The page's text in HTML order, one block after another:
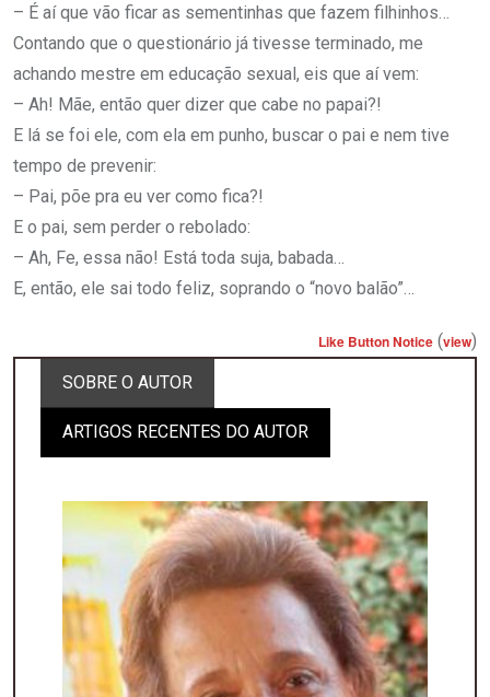
– É aí que vão ficar as sementinhas que fazem filhinhos…
Contando que o questionário já tivesse terminado, me
achando mestre em educação sexual, eis que aí vem:
– Ah! Mãe, então quer dizer que cabe no papai?!
E lá se foi ele, com ela em punho, buscar o pai e nem tive
tempo de prevenir:
– Pai, põe pra eu ver como fica?!
E o pai, sem perder o rebolado:
– Ah, Fe, essa não! Está toda suja, babada…
E, então, ele sai todo feliz, soprando o “novo balão”…
Like Button Notice (view)
SOBRE O AUTOR
ARTIGOS RECENTES DO AUTOR